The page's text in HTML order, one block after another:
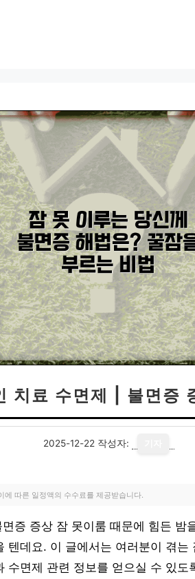
치료 수면제 | 불면증
2025-12-22 작성자:
에 따른 일정액의 수수료를 제공받습니다.
증 증상 잠 못이룸 때문에 힘든 밤
텐데요. 이 글에서는 여러분이 겪는
수면제 관련 정보를 얻으실 수 있도